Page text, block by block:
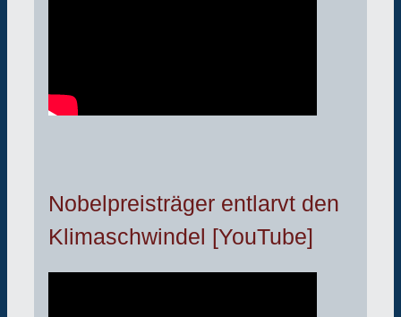
Nobelpreisträger entlarvt den
Klimaschwindel [YouTube]